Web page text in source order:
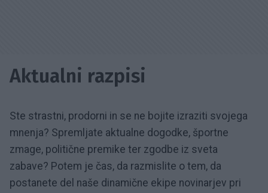
Aktualni razpisi
Ste strastni, prodorni in se ne bojite izraziti svojega
mnenja? Spremljate aktualne dogodke, športne
zmage, politične premike ter zgodbe iz sveta
zabave? Potem je čas, da razmislite o tem, da
postanete del naše dinamične ekipe novinarjev pri